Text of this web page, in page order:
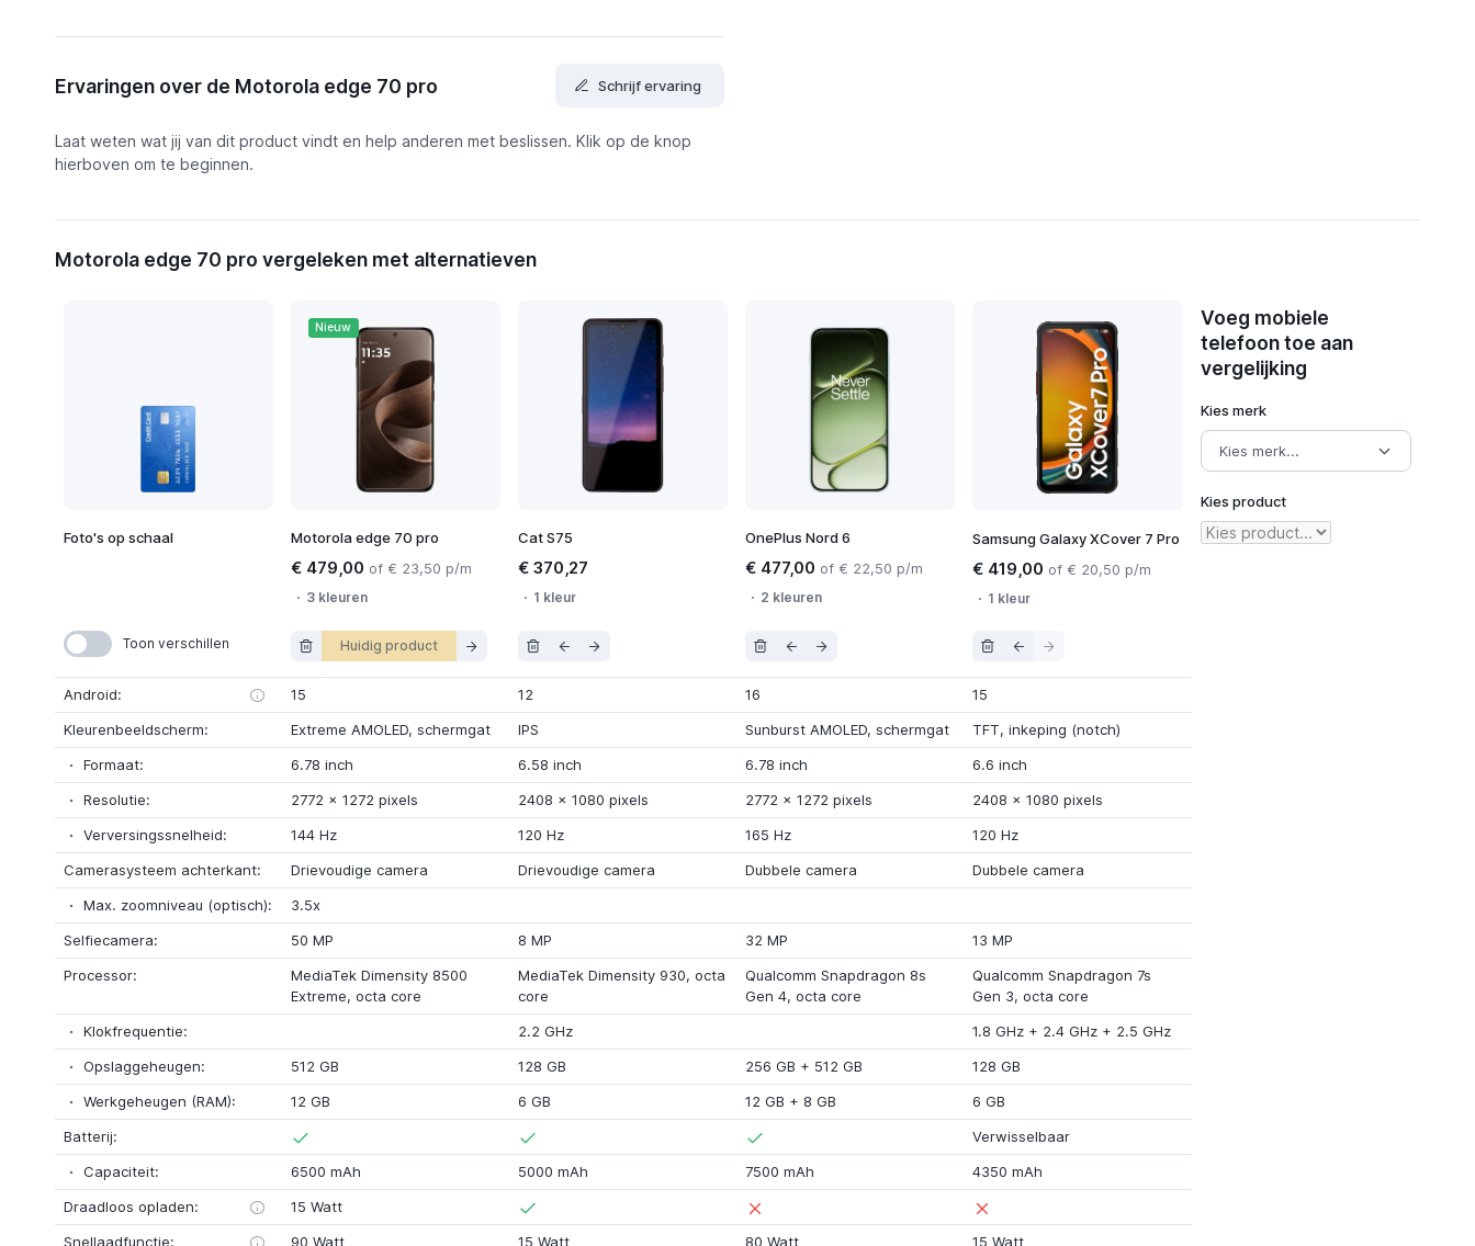
Ervaringen over de Motorola edge 70 pro Schrijf ervaring
Laat weten wat jij van dit product vindt en help anderen met beslissen. Klik op de knop
hierboven om te beginnen.
Motorola edge 70 pro vergeleken met alternatieven
Foto's op schaal
Nieuw
Motorola edge 70 pro
€ 479,00 of € 23,50 p/m
3 kleuren
Cat S75
€ 370,27
1 kleur
OnePlus Nord 6
€ 477,00 of € 22,50 p/m
2 kleuren
Samsung Galaxy XCover 7 Pro
€ 419,00 of € 20,50 p/m
1 kleur
Voeg mobiele
telefoon toe aan
vergelijking
Kies merk
Kies product
Toon verschillen Huidig product
Android: 15 12 16
15
Kleurenbeeldscherm:
Extreme AMOLED, schermgat IPS Sunburst AMOLED, schermgat TFT, inkeping (notch)
Formaat:
6.78 inch 6.58 inch 6.78 inch
6.6 inch
Resolutie:
2772 x 1272 pixels 2408 x 1080 pixels 2772 x 1272 pixels 2408 x 1080 pixels
Verversingssnelheid:
144 Hz 120 Hz 165 Hz
120 Hz
Camerasysteem achterkant:
Drievoudige camera Drievoudige camera Dubbele camera
Dubbele camera
Max. zoomniveau (optisch):
3.5x
Selfiecamera:
50 MP 8 MP 32 MP
13 MP
Processor:
MediaTek Dimensity 8500
Extreme, octa core
MediaTek Dimensity 930, octa
core
Qualcomm Snapdragon 8s
Gen 4, octa core
Qualcomm Snapdragon 7s
Gen 3, octa core
Klokfrequentie:
2.2 GHz 1.8 GHz+ 2.4 GHz+ 2.5 GHz
Opslaggeheugen:
512 GB 128 GB 256 GB + 512 GB
128 GB
Werkgeheugen (RAM):
12 GB 6 GB 12 GB + 8 GB
6 GB
Batterij:
Verwisselbaar
Capaciteit:
6500 mAh 5000 mAh 7500 mAh
4350 mAh
Draadloos opladen:
15 Watt
Snellaadfunctie:
90 Watt 15 Watt 80 Watt 15 Watt